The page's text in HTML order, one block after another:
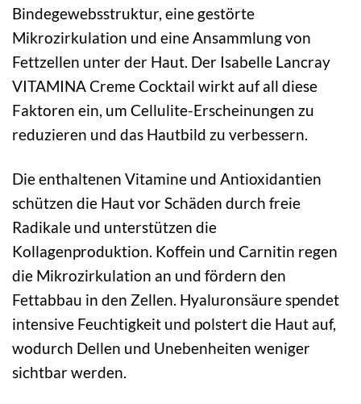
Bindegewebsstruktur, eine gestörte
Mikrozirkulation und eine Ansammlung von
Fettzellen unter der Haut. Der Isabelle Lancray
VITAMINA Creme Cocktail wirkt auf all diese
Faktoren ein, um Cellulite-Erscheinungen zu
reduzieren und das Hautbild zu verbessern.
Die enthaltenen Vitamine und Antioxidantien
schützen die Haut vor Schäden durch freie
Radikale und unterstützen die
Kollagenproduktion. Koffein und Carnitin regen
die Mikrozirkulation an und fördern den
Fettabbau in den Zellen. Hyaluronsäure spendet
intensive Feuchtigkeit und polstert die Haut auf,
wodurch Dellen und Unebenheiten weniger
sichtbar werden.